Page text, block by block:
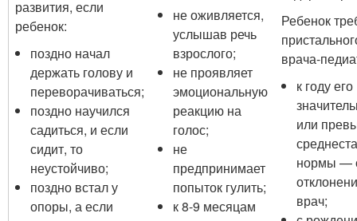
развития, если
ребенок:
поздно начал
держать голову и
переворачиваться;
поздно научился
садиться, и если
сидит, то
неустойчиво;
поздно встал у
опоры, а если
не оживляется,
услышав речь
взрослого;
не проявляет
эмоциональную
реакцию на
голос;
не
предпринимает
попыток гулить;
к 8-9 месяцам
Ребенок
врача-
к году
или
нормы —
врач;